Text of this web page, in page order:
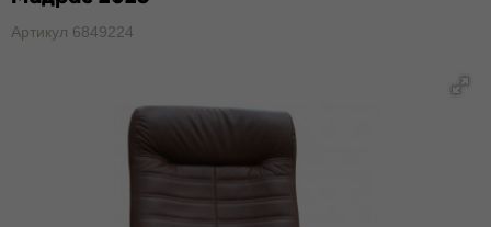
Артикул 6849224